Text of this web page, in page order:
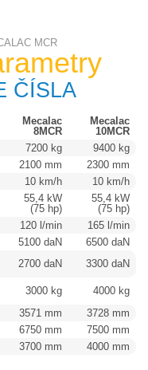
MCR
ČÍSLA
Mecalac
8MCR
Mecalac
10MCR
7200 kg
9400 kg
2100 mm
2300 mm
10 km/h
10 km/h
55,4 kW
(75 hp)
55,4 kW
(75 hp)
120 l/min
165 l/min
5100 daN
6500 daN
2700 daN
3300 daN
3000 kg
4000 kg
3571 mm
3728 mm
6750 mm
7500 mm
3700 mm 4000 mm